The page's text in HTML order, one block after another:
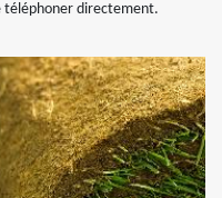
téléphoner directement.